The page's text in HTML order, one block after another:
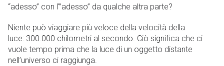
“adesso” con l'”adesso” da qualche altra parte?
Niente può viaggiare più veloce della velocità della
luce: 300.000 chilometri al secondo. Ciò significa che ci
vuole tempo prima che la luce di un oggetto distante
nell’universo ci raggiunga.